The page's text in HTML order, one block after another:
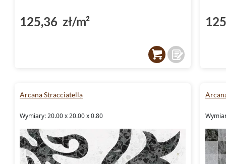
125,36 zł/m²
Arcana Stracciatella
Wymiary: 20.00 x 20.00 x 0.80